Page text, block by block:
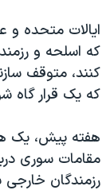
دادگاه حمید نوری
چهل سال
قانون شفافیت
اعتراضات مردمی
اسرائیل در جنگ
نرگس محمدی
ایالات متحده و
که اسلحه و
کنند، متوقف
که یک قرار گاه
هفته پیش، یک
مقامات سوری
رزمندگان